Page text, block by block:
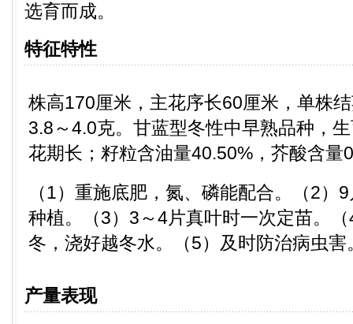
选育而成。
特征特性
株高170厘米，主花序长60厘米，单株
3.8～4.0克。甘蓝型冬性中早熟品种，
花期长；籽粒含油量40.50%，芥酸含量
（1）重施底肥，氮、磷能配合。（2）
种植。（3）3～4片真叶时一次定苗。
冬，浇好越冬水。（5）及时防治病虫害
产量表现